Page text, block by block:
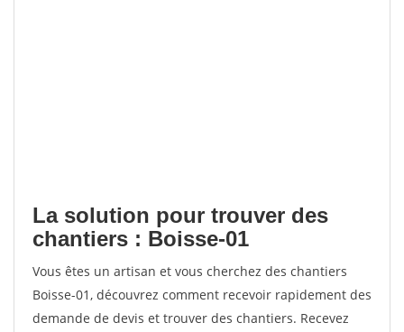
La solution pour trouver des
chantiers : Boisse-01
Vous êtes un artisan et vous cherchez des chantiers
Boisse-01, découvrez comment recevoir rapidement des
demande de devis et trouver des chantiers. Recevez